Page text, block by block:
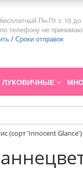
Пн-Пт с 10 до
телефону не
/ Сроки отправок
ЛУКОВИЧНЫЕ
(сорт 'Innocent